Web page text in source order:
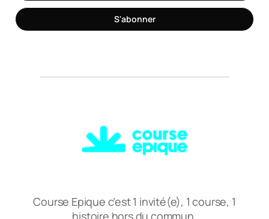
S'abonner
Course Epique c’est 1 invité(e), 1 course, 1
histoire hors du commun.